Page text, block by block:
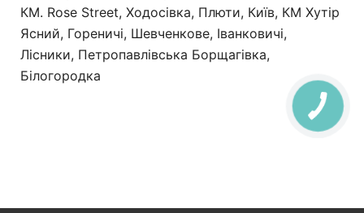
КМ. Rose Street, Ходосівка, Плюти, Київ, КМ Хутір
Ясний, Гореничі, Шевченкове, Іванковичі,
Лісники, Петропавлівська Борщагівка,
Білогородка